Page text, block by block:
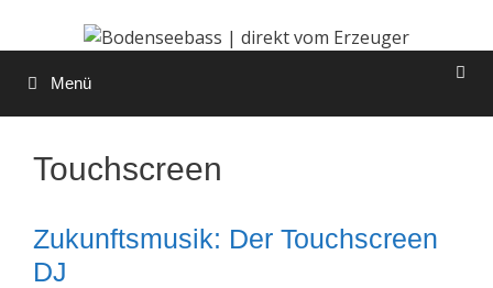
Menü
Touchscreen
Zukunftsmusik: Der Touchscreen
DJ